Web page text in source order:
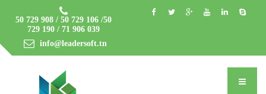
50 729 908 / 50 729 106 /50
729 190 / 71 906 039
info@leadersoft.tn